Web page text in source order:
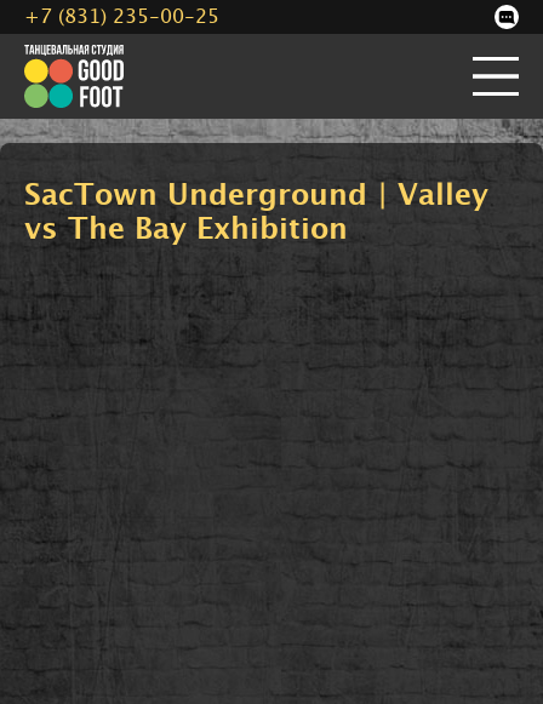
SacTown Underground | Valley
vs The Bay Exhibition
+7 (831) 235-00-25